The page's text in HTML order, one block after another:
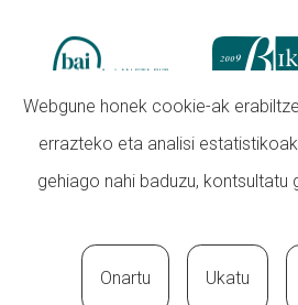
Webgune honek cookie-ak
errazteko eta analisi
gehiago nahi baduzu, kontsultatu
Onartu Ukatu